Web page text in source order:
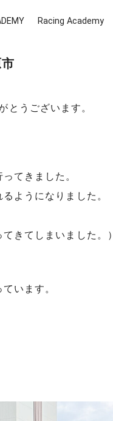
Racing Academy
とうございます。
てきました。
ようになりました。
きてしまいました。）
います。